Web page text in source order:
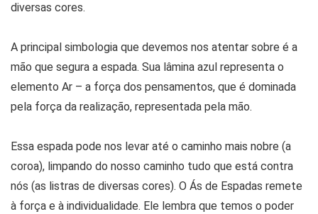
diversas cores.
A principal simbologia que devemos nos atentar sobre é a
mão que segura a espada. Sua lâmina azul representa o
elemento Ar – a força dos pensamentos, que é dominada
pela força da realização, representada pela mão.
Essa espada pode nos levar até o caminho mais nobre (a
coroa), limpando do nosso caminho tudo que está contra
nós (as listras de diversas cores). O Ás de Espadas remete
à força e à individualidade. Ele lembra que temos o poder